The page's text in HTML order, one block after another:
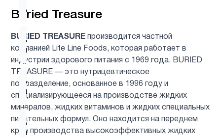
Buried Treasure
BURIED TREASURE производится частной
компанией Life Line Foods, которая работает в
индустрии здорового питания с 1969 года. BURIED
TREASURE — это нутрицевтическое
подразделение, основанное в 1996 году и
специализирующееся на производстве жидких
минералов, жидких витаминов и жидких специальных
питательных формул. Оно находится на переднем
крае производства высокоэффективных жидких
Детям
Деятельность
мозга
1
Для
младенцев
1
Для
похудения